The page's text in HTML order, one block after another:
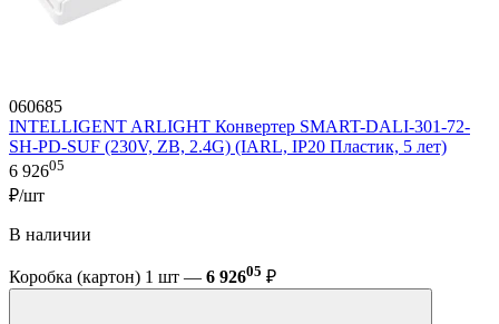
060685
INTELLIGENT ARLIGHT Конвертер SMART-DALI-301-72-
SH-PD-SUF (230V, ZB, 2.4G) (IARL, IP20 Пластик, 5 лет)
6 92605
₽/шт
В наличии
Коробка (картон) 1 шт — 6 92605 ₽